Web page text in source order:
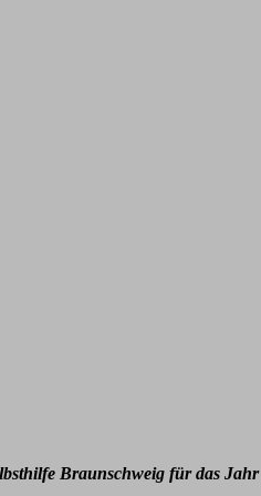
Braunschweig für das